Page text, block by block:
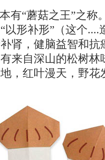
有“蘑菇之王”之称
以形补形”（这个....
肾，健脑益智和抗
来自深山的松树林
，红叶漫天，野花